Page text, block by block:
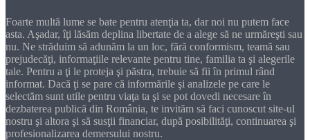
Foarte multă lume se bate pentru atenţia ta, dar noi nu putem face
asta. Aşadar, îţi lăsăm deplina libertate de a alege să ne urmăreşti sau
nu. Ne străduim să adunăm la un loc, fără conformism, teamă sau
prejudecăţi, informaţiile relevante pentru tine, familia ta şi alegerile
tale. Pentru a ţi le proteja şi păstra, trebuie să fii în primul rând
informat. Dacă ţi se pare că informările şi analizele pe care le
selectăm sunt utile pentru viaţa ta şi se pot dovedi necesare în
dezbaterea publică din România, te invităm să faci cunoscut site-ul
nostru şi altora şi să susţii financiar, după posibilităţi, continuarea şi
profesionalizarea demersului nostru.